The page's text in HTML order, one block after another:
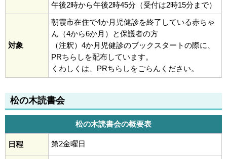
午後2時から午後2時45分（受付は2時15分まで）
対象
朝霞市在住で4か月児健診を終了している赤ちゃ
ん（4から6か月）と保護者の方
（注釈）4か月児健診のブックスタートの際に、
PRちらしを配布しています。
くわしくは、PRちらしをごらんください。
松の木読書会
松の木読書会の概要表
日程 第2金曜日